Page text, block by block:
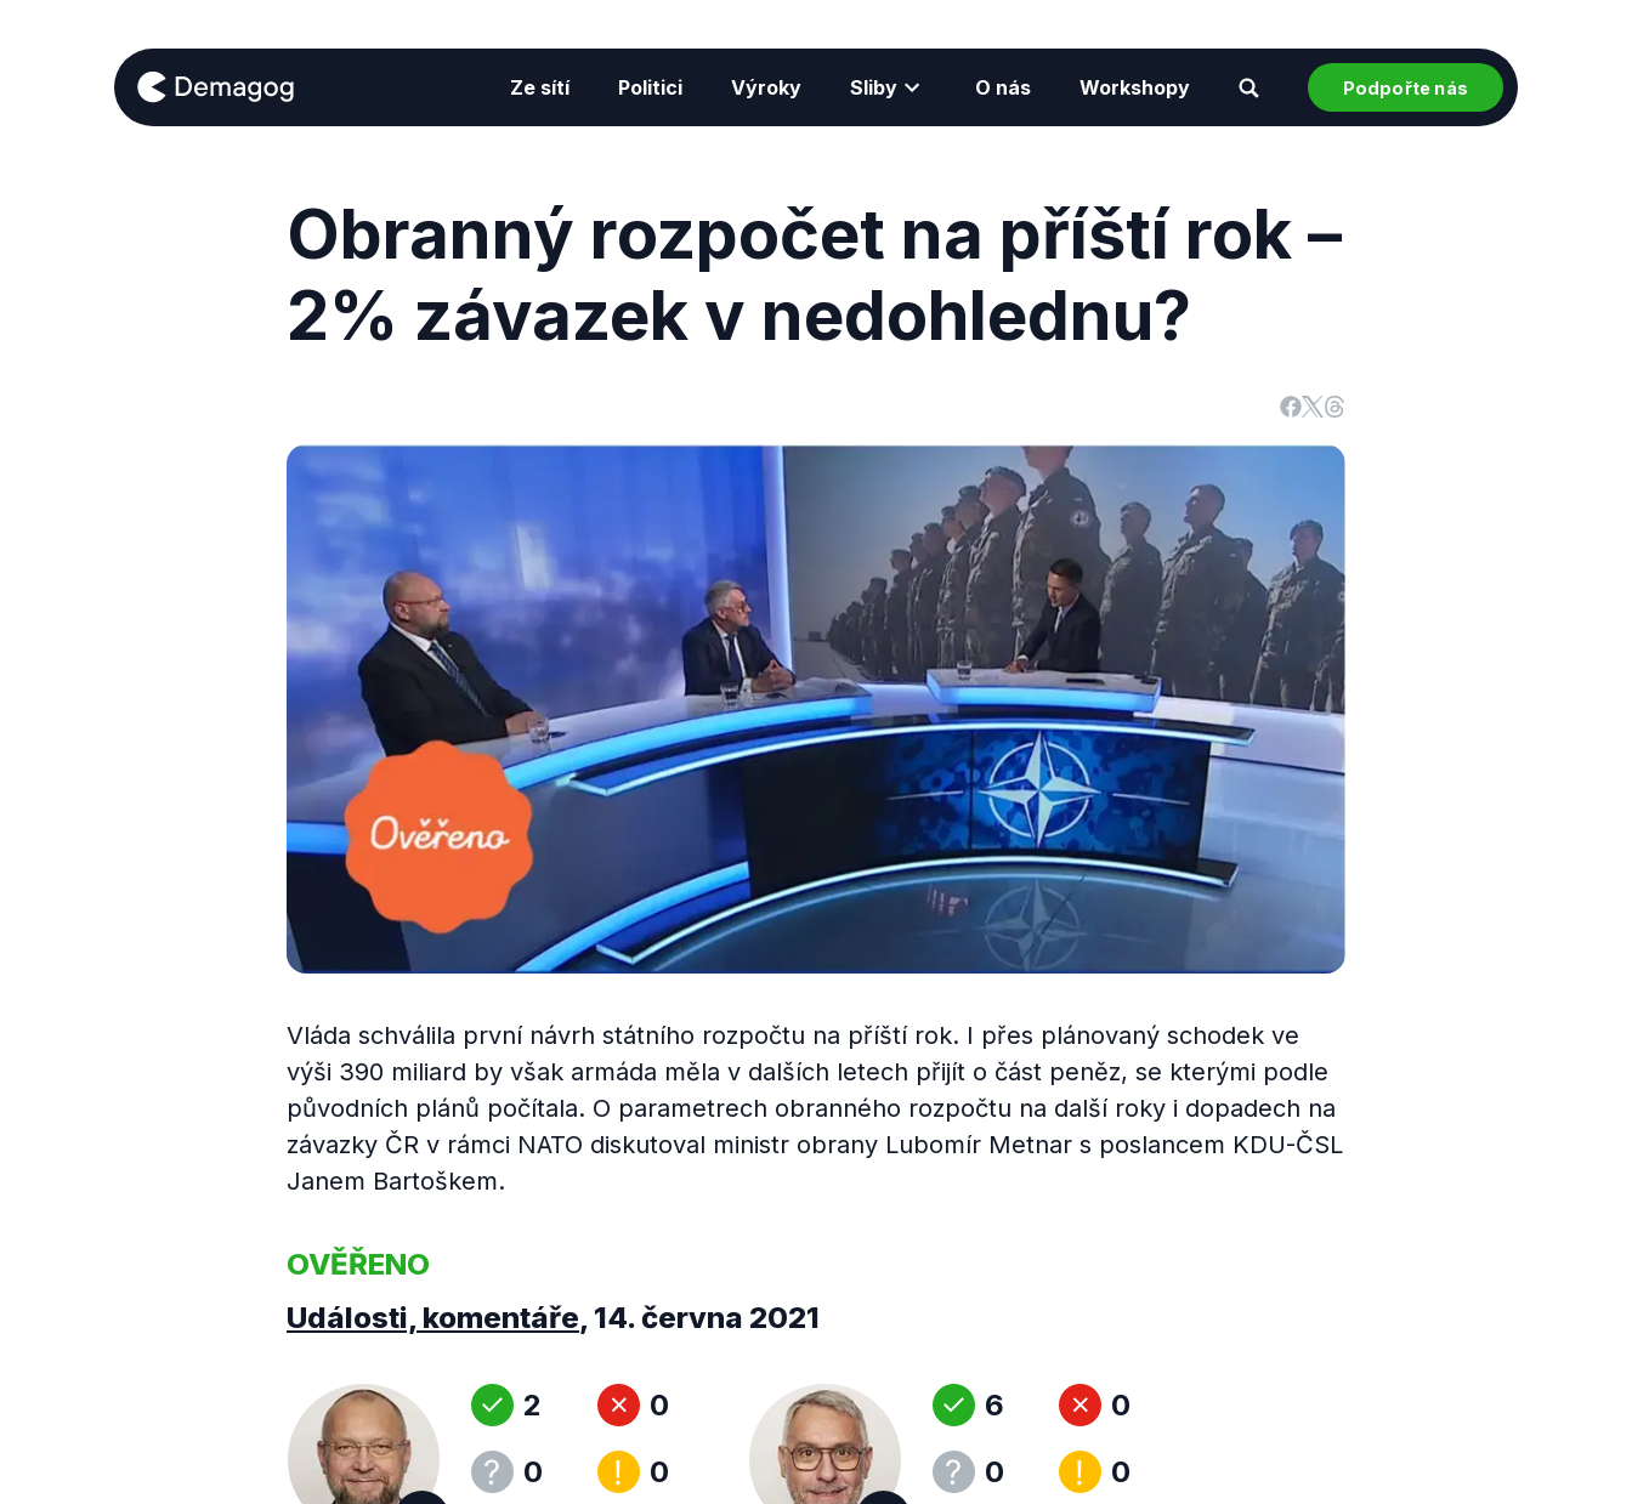
Ze sítí Politici Výroky Sliby O nás Workshopy Podpořte nás
Obranný rozpočet na příští rok –
2% závazek v nedohlednu?
Vláda schválila první návrh státního rozpočtu na příští rok. I přes plánovaný schodek ve
výši 390 miliard by však armáda měla v dalších letech přijít o část peněz, se kterými podle
původních plánů počítala. O parametrech obranného rozpočtu na další roky i dopadech na
závazky ČR v rámci NATO diskutoval ministr obrany Lubomír Metnar s poslancem KDU-ČSL
Janem Bartoškem.
OVĚŘENO
Události, komentáře, 14. června 2021
2
0
0
0
6
0
0
0